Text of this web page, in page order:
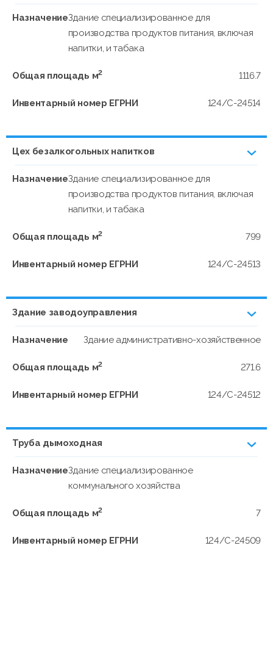
НазначениеЗдание специализированное для
производства продуктов питания, включая
напитки, и табака
Общая площадь м2 1116.7
Инвентарный номер ЕГРНИ 124/C-24514
Цех безалкогольных напитков
НазначениеЗдание специализированное для
производства продуктов питания, включая
напитки, и табака
Общая площадь м2 799
Инвентарный номер ЕГРНИ 124/C-24513
Здание заводоуправления
Назначение Здание административно-хозяйственное
Общая площадь м2 271.6
Инвентарный номер ЕГРНИ 124/C-24512
Труба дымоходная
НазначениеЗдание специализированное
коммунального хозяйства
Общая площадь м2 7
Инвентарный номер ЕГРНИ 124/C-24509